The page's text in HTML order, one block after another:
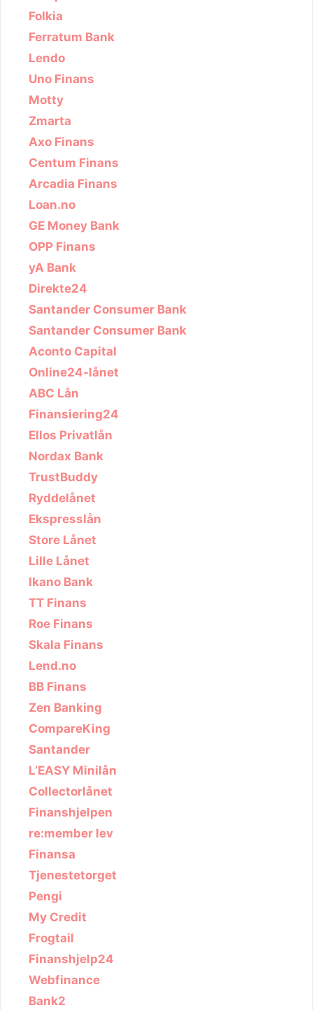
Folkia
Ferratum Bank
Lendo
Uno Finans
Motty
Zmarta
Axo Finans
Centum Finans
Arcadia Finans
Loan.no
GE Money Bank
OPP Finans
yA Bank
Direkte24
Santander Consumer Bank
Santander Consumer Bank
Aconto Capital
Online24-lånet
ABC Lån
Finansiering24
Ellos Privatlån
Nordax Bank
TrustBuddy
Ryddelånet
Ekspresslån
Store Lånet
Lille Lånet
Ikano Bank
TT Finans
Roe Finans
Skala Finans
Lend.no
BB Finans
Zen Banking
CompareKing
Santander
L’EASY Minilån
Collectorlånet
Finanshjelpen
re:member lev
Finansa
Tjenestetorget
Pengi
My Credit
Frogtail
Finanshjelp24
Webfinance
Bank2